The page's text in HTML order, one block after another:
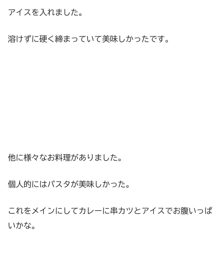
アイスを入れました。
溶けずに硬く締まっていて美味しかったです。
他に様々なお料理がありました。
個人的にはパスタが美味しかった。
これをメインにしてカレーに串カツとアイスでお腹いっぱ
いかな。